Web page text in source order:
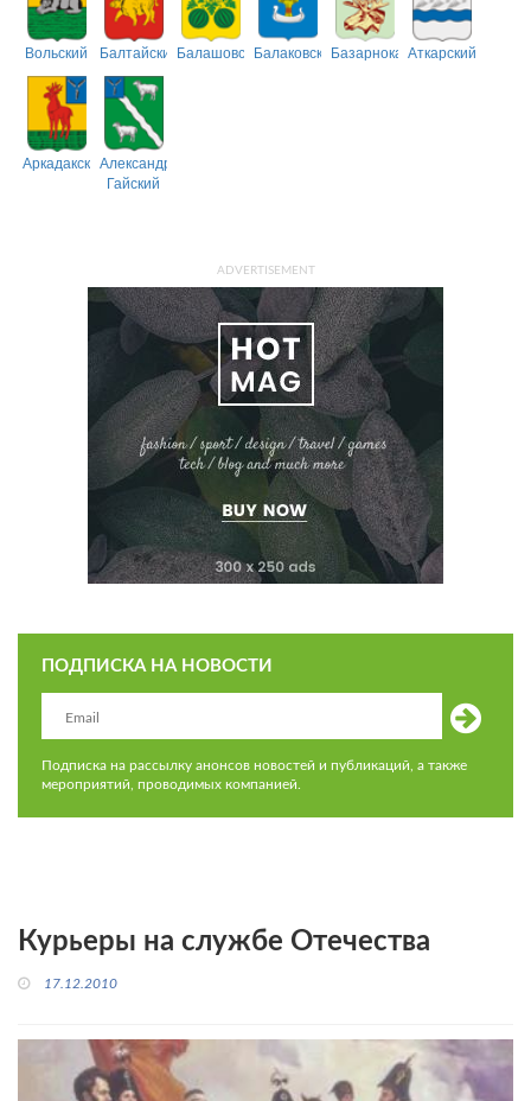
Вольский БалтайскийБалашовскийБалаковскийБазарнокарабулакский
Аткарский
АркадакскийАлександрово-
Гайский
ADVERTISEMENT
ПОДПИСКА НА НОВОСТИ
Подписка на рассылку анонсов новостей и публикаций, а также
мероприятий, проводимых компанией.
Курьеры на службе Отечества
17.12.2010